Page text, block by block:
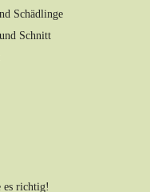
Schädlinge
Schnitt
es richtig!